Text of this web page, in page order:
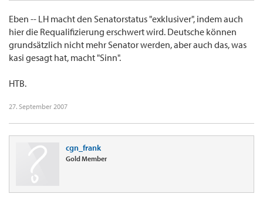
Eben -- LH macht den Senatorstatus "exklusiver", indem auch
hier die Requalifizierung erschwert wird. Deutsche können
grundsätzlich nicht mehr Senator werden, aber auch das, was
kasi gesagt hat, macht "Sinn".
HTB.
27. September 2007
cgn_frank
Gold Member